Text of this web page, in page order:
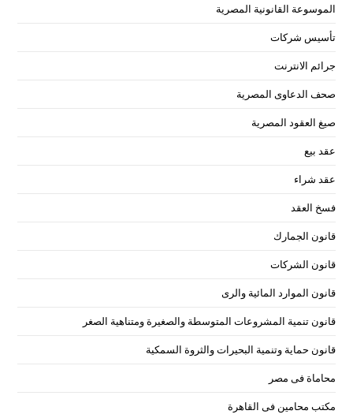
الموسوعة القانونية المصرية
تأسيس شركات
جرائم الانترنت
صحف الدعاوى المصرية
صيغ العقود المصرية
عقد بيع
عقد شراء
فسخ العقد
قانون الجمارك
قانون الشركات
قانون الموارد المائية والرى
قانون تنمية المشروعات المتوسطة والصغيرة ومتناهية الصغر
قانون حماية وتنمية البحيرات والثروة السمكية
محاماة فى مصر
مكتب محامين فى القاهرة